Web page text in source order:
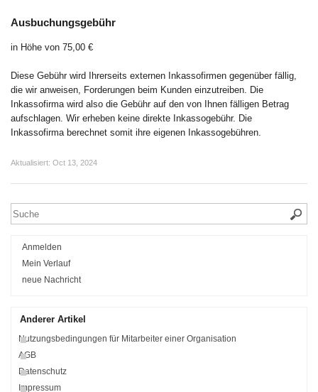
Ausbuchungsgebühr
in Höhe von 75,00 €
Diese Gebühr wird Ihrerseits externen Inkassofirmen gegenüber fällig,
die wir anweisen, Forderungen beim Kunden einzutreiben. Die
Inkassofirma wird also die Gebühr auf den von Ihnen fälligen Betrag
aufschlagen. Wir erheben keine direkte Inkassogebühr. Die
Inkassofirma berechnet somit ihre eigenen Inkassogebühren.
Aktualisiert: Oct 13, 2024
Anmelden
Mein Verlauf
neue Nachricht
Anderer Artikel
Nutzungsbedingungen für Mitarbeiter einer Organisation
AGB
Datenschutz
Impressum